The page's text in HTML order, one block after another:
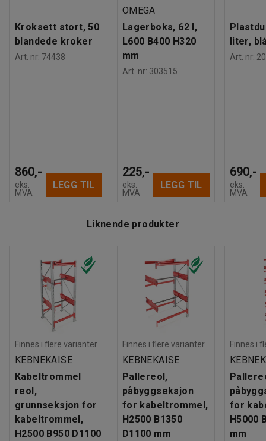
Kroksett stort, 50
blandede kroker
Art. nr: 74438
860,-
eks.
MVA
LEGG TIL
OMEGA
Lagerboks, 62 l,
L600 B400 H320
mm
Art. nr: 303515
225,-
eks.
MVA
LEGG TIL
liter,
Art. nr:
690,-
eks.
MVA
Liknende produkter
Finnes i flere varianter
KEBNEKAISE
Kabeltrommel
reol,
grunnseksjon for
kabeltrommel,
H2500 B950 D1100
Finnes i flere varianter
KEBNEKAISE
Pallereol,
påbyggseksjon
for kabeltrommel,
H2500 B1350
D1100 mm
Finnes i
for
H5000
mm